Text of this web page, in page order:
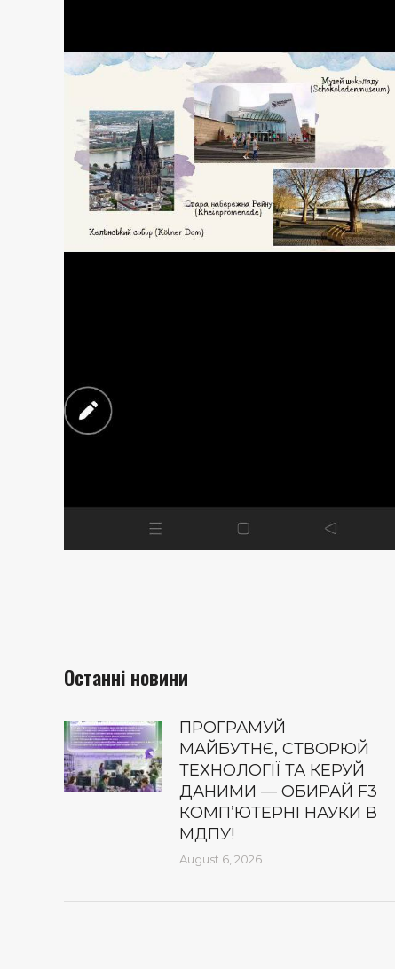
Останні новини
ПРОГРАМУЙ
МАЙБУТНЄ, СТВОРЮЙ
ТЕХНОЛОГІЇ ТА КЕРУЙ
ДАНИМИ — ОБИРАЙ F3
КОМП’ЮТЕРНІ НАУКИ В
МДПУ!
August 6, 2026